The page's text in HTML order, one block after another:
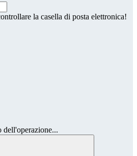
la casella di posta elettronica!
dell'operazione...